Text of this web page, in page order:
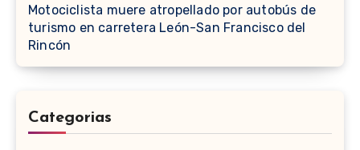
Motociclista muere atropellado por autobús de
turismo en carretera León-San Francisco del
Rincón
Categorias